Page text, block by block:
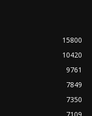
15800
10420
9761
7849
7350